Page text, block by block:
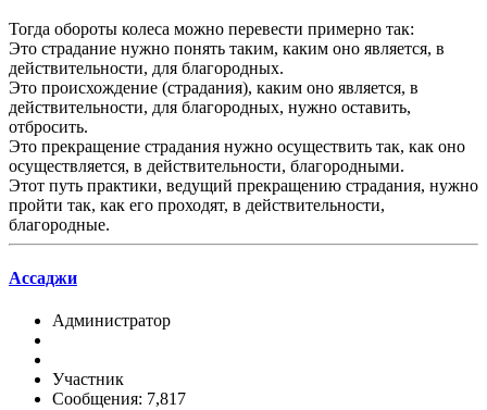
Тогда обороты колеса можно перевести примерно так:
Это страдание нужно понять таким, каким оно является, в
действительности, для благородных.
Это происхождение (страдания), каким оно является, в
действительности, для благородных, нужно оставить,
отбросить.
Это прекращение страдания нужно осуществить так, как оно
осуществляется, в действительности, благородными.
Этот путь практики, ведущий прекращению страдания, нужно
пройти так, как его проходят, в действительности,
благородные.
Ассаджи
Администратор
Участник
Сообщения: 7,817